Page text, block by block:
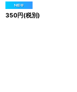
350円(税別)